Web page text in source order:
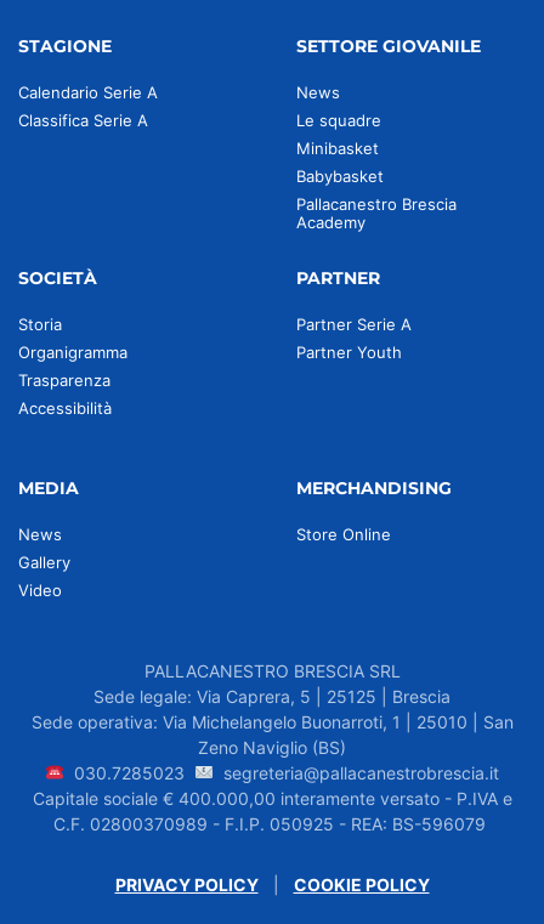
STAGIONE
Calendario Serie A
Classifica Serie A
SETTORE GIOVANILE
News
Le squadre
Minibasket
Babybasket
Pallacanestro Brescia
Academy
SOCIETÀ
Storia
Organigramma
Trasparenza
Accessibilità
PARTNER
Partner Serie A
Partner Youth
MEDIA
News
Gallery
Video
MERCHANDISING
Store Online
PALLACANESTRO BRESCIA SRL
Sede legale: Via Caprera, 5 | 25125 | Brescia
Sede operativa: Via Michelangelo Buonarroti, 1 | 25010 | San
Zeno Naviglio (BS)
030.7285023
segreteria@pallacanestrobrescia.it
Capitale sociale € 400.000,00 interamente versato - P.IVA e
C.F. 02800370989 - F.I.P. 050925 - REA: BS-596079
PRIVACY POLICY| COOKIE POLICY